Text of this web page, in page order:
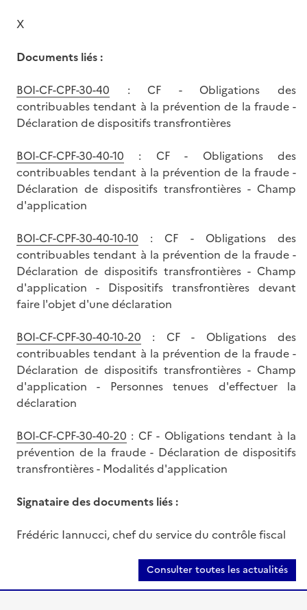
X
Documents liés :
BOI-CF-CPF-30-40 : CF - Obligations des
contribuables tendant à la prévention de la fraude -
Déclaration de dispositifs transfrontières
BOI-CF-CPF-30-40-10 : CF - Obligations des
contribuables tendant à la prévention de la fraude -
Déclaration de dispositifs transfrontières - Champ
d'application
BOI-CF-CPF-30-40-10-10 : CF - Obligations des
contribuables tendant à la prévention de la fraude -
Déclaration de dispositifs transfrontières - Champ
d'application - Dispositifs transfrontières devant
faire l'objet d'une déclaration
BOI-CF-CPF-30-40-10-20 : CF - Obligations des
contribuables tendant à la prévention de la fraude -
Déclaration de dispositifs transfrontières - Champ
d'application - Personnes tenues d'effectuer la
déclaration
BOI-CF-CPF-30-40-20 : CF - Obligations tendant à la
prévention de la fraude - Déclaration de dispositifs
transfrontières - Modalités d'application
Signataire des documents liés :
Frédéric Iannucci, chef du service du contrôle fiscal
Consulter toutes les actualités